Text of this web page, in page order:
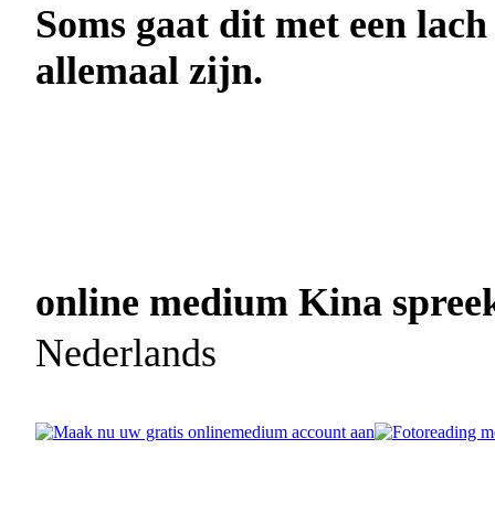
Soms gaat dit met een
allemaal zijn.
online medium Kina
Nederlands